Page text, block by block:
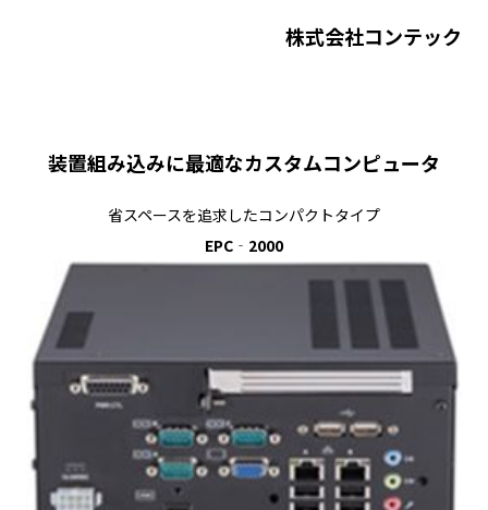
株式会社コンテック
装置組み込みに最適なカスタムコンピュータ
省スペースを追求したコンパクトタイプ
EPC‐2000